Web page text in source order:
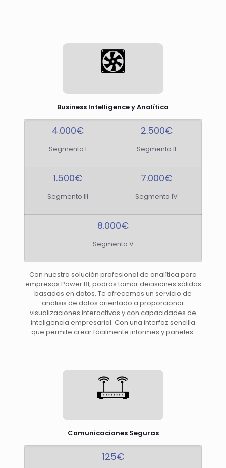
Business Intelligence y Analítica
4.000€
Segmento I
2.500€
Segmento II
1.500€
Segmento III
7.000€
Segmento IV
8.000€
Segmento V
Con nuestra solución profesional de analítica para
empresas Power BI, podrás tomar decisiones sólidas
basadas en datos. Te ofrecemos un servicio de
análisis de datos orientado a proporcionar
visualizaciones interactivas y con capacidades de
inteligencia empresarial. Con una interfaz sencilla
que permite crear fácilmente informes y paneles.
Comunicaciones Seguras
125€